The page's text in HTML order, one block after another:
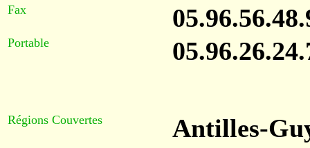
Fax
Portable
Régions Couvertes Antilles-